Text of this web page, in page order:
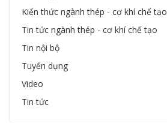
Kiến thức ngành thép - cơ khí chế tạo
Tin tức ngành thép - cơ khí chế tạo
Tin nội bộ
Tuyển dụng
Video
Tin tức